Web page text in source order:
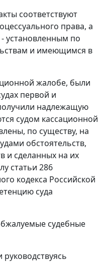
соответствуют
права, а
установленным по
и имеющимся в
жалобе, были
первой и
надлежащую
судом кассационной
по существу, на
обстоятельств,
и сделанных на их
статьи 286
кодекса Российской
суда
судебные